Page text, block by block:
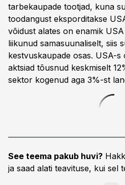
tarbekaupade tootjad, kuna
toodangust eksporditakse
võidust alates on enamik
liikunud samasuunaliselt, siis
kestvuskaupade osas. USA-
aktsiad tõusnud keskmiselt
sektor kogenud aga 3%-st
See teema pakub huvi?
ja saad alati teavituse, kui sel